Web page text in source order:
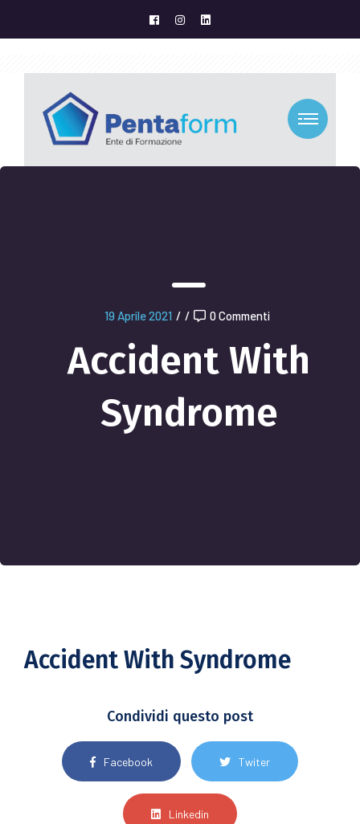
19 Aprile 2021 / / 0 Commenti
Accident With
Syndrome
Accident With Syndrome
Condividi questo post
Facebook Twiter
Linkedin